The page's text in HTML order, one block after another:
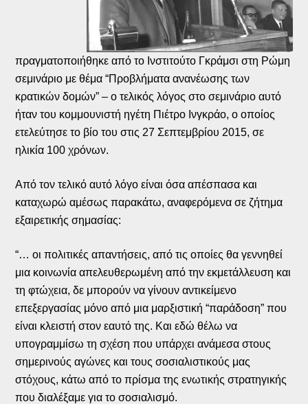
πραγματοποιήθηκε από το Ινστιτούτο Γκράμσι στη Ρώμη
σεμινάριο με θέμα “Προβλήματα ανανέωσης των
κρατικών δομών” – ο τελικός λόγος στο σεμινάριο αυτό
ήταν του κομμουνιστή ηγέτη Πιέτρο Ινγκράο, ο οποίος
ετελεύτησε το βίο του στις 27 Σεπτεμβρίου 2015, σε
ηλικία 100 χρόνων.
Από τον τελικό αυτό λόγο είναι όσα απέσπασα και
καταχωρώ αμέσως παρακάτω, αναφερόμενα σε ζήτημα
εξαιρετικής σημασίας:
“… οι πολιτικές απαντήσεις, από τις οποίες θα γεννηθεί
μια κοινωνία απελευθερωμένη από την εκμετάλλευση και
τη φτώχεια, δε μπορούν να γίνουν αντικείμενο
επεξεργασίας μόνο από μια μαρξιστική “παράδοση” που
είναι κλειστή στον εαυτό της. Και εδώ θέλω να
υπογραμμίσω τη σχέση που υπάρχει ανάμεσα στους
σημερινούς αγώνες και τους σοσιαλιστικούς μας
στόχους, κάτω από το πρίσμα της ενωτικής στρατηγικής
που διαλέξαμε για το σοσιαλισμό.